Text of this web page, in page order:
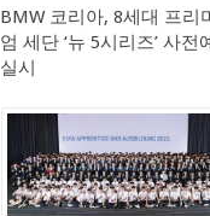
BMW 코리아, 8세대 프리
엄 세단 ‘뉴 5시리즈’ 사전
실시